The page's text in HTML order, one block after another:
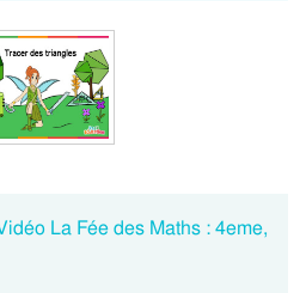
La Fée des Maths : 4eme,